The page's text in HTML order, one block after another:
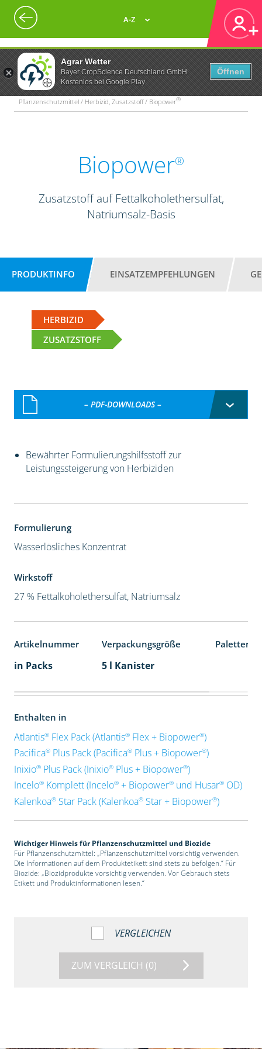
Agrar Wetter
Bayer CropScience Deutschland GmbH
Kostenlos bei Google Play
Öffnen
A-Z
Pflanzenschutzmittel / Herbizid, Zusatzstoff / Biopower®
Biopower®
Zusatzstoff auf Fettalkoholethersulfat,
Natriumsalz-Basis
PRODUKTINFO EINSATZEMPFEHLUNGEN
HERBIZID
ZUSATZSTOFF
– PDF-DOWNLOADS –
Bewährter Formulierungshilfsstoff zur
Leistungssteigerung von Herbiziden
Formulierung
Wasserlösliches Konzentrat
Wirkstoff
27 % Fettalkoholethersulfat, Natriumsalz
Artikelnummer Verpackungsgröße
in Packs 5 l Kanister
Enthalten in
Atlantis®Flex Pack (Atlantis®Flex + Biopower®)
Pacifica®Plus Pack (Pacifica®Plus + Biopower®)
Inixio®Plus Pack (Inixio®Plus + Biopower®)
Incelo®Komplett (Incelo®+ Biopower®und Husar®OD)
Kalenkoa®Star Pack (Kalenkoa®Star + Biopower®)
Wichtiger Hinweis für Pflanzenschutzmittel und Biozide
Für Pflanzenschutzmittel: „Pflanzenschutzmittel vorsichtig verwenden.
Die Informationen auf dem Produktetikett sind stets zu befolgen.“ Für
Biozide: „Biozidprodukte vorsichtig verwenden. Vor Gebrauch stets
Etikett und Produktinformationen lesen.“
VERGLEICHEN
ZUM VERGLEICH (0)